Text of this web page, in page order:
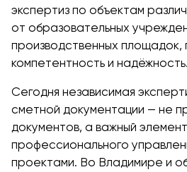
экспертиз по объектам
от образовательных
производственных
компетентность и надёжность.
Сегодня независимая
сметной документации — не
документов, а важный элемент
профессионального
проектами. Во Владимире и